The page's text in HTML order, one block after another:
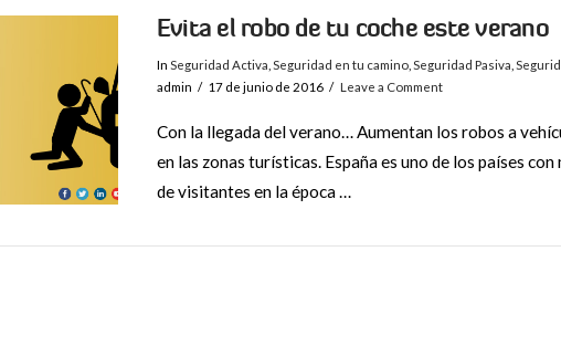
Evita el robo de tu coche este verano
In Seguridad Activa Seguridad en tu camino, Seguridad Pasiva
admin
17 de junio de 2016 Leave a Comment
Con la llegada del verano… Aumentan los robos a
en las zonas turísticas. España es uno de los países
de visitantes en la época …